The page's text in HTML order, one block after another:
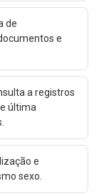
de
e
a registros
última
e
sexo.